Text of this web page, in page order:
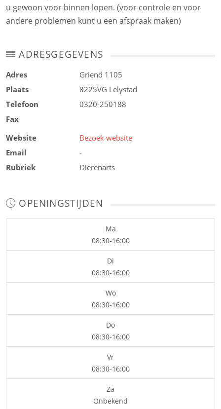
u gewoon voor binnen lopen. (voor controle en voor
andere problemen kunt u een afspraak maken)
ADRESGEGEVENS
Adres
Griend 1105
Plaats
8225VG Lelystad
Telefoon
0320-250188
Fax
Website
Bezoek website
Email
-
Rubriek
Dierenarts
OPENINGSTIJDEN
Ma
08:30-16:00
Di
08:30-16:00
Wo
08:30-16:00
Do
08:30-16:00
Vr
08:30-16:00
Za
Onbekend